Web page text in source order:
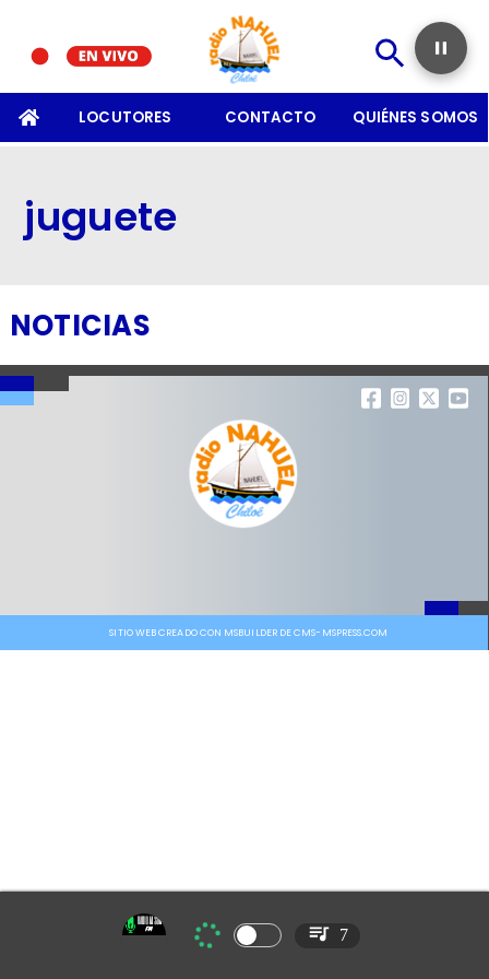
LOCUTORES CONTACTO QUIÉNES SOMOS
juguete
NOTICIAS
SITIO WEB CREADO CON MSBUILDER DE CMS-MSPRESS.COM
7